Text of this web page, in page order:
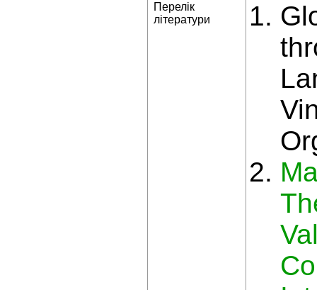
Перелік
літератури